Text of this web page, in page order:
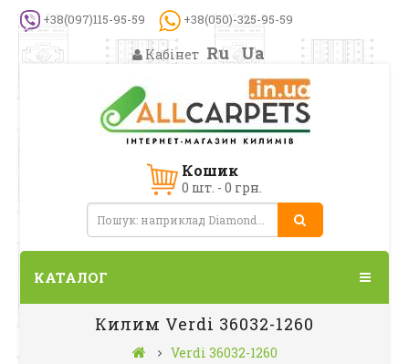
+38(097)115-95-59 +38(050)-325-95-59
Кабінет Ru Ua
Кошик
0 шт. - 0 грн.
КАТАЛОГ
Килим Verdi 36032-1260
Verdi 36032-1260